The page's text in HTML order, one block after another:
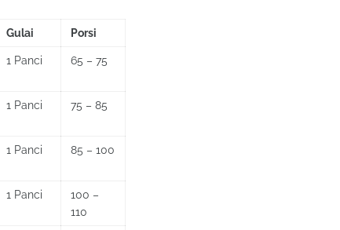
Gulai Porsi
1 Panci 65 – 75
1 Panci 75 – 85
1 Panci 85 – 100
1 Panci
100 –
110